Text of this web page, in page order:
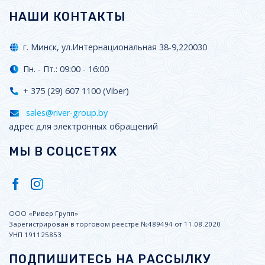
НАШИ КОНТАКТЫ
г. Минск, ул.Интернациональная 38-9,220030
Пн. - Пт.: 09:00 - 16:00
+ 375 (29) 607 1100 (Viber)
sales@river-group.by
адрес для электронных обращений
МЫ В СОЦСЕТЯХ
ООО «Ривер Групп»
Зарегистрирован в торговом реестре №489494 от 11.08.2020
УНП 191125853
ПОДПИШИТЕСЬ НА РАССЫЛКУ